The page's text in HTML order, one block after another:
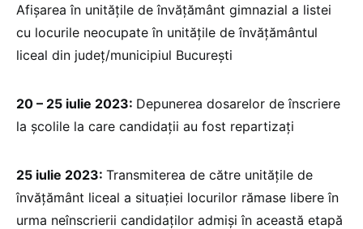
Afișarea în unitățile de învățământ gimnazial a listei
cu locurile neocupate în unitățile de învățământul
liceal din județ/municipiul București
20 – 25 iulie 2023: Depunerea dosarelor de înscriere
la școlile la care candidații au fost repartizați
25 iulie 2023: Transmiterea de către unitățile de
învățământ liceal a situației locurilor rămase libere în
urma neînscrierii candidaților admiși în această etapă